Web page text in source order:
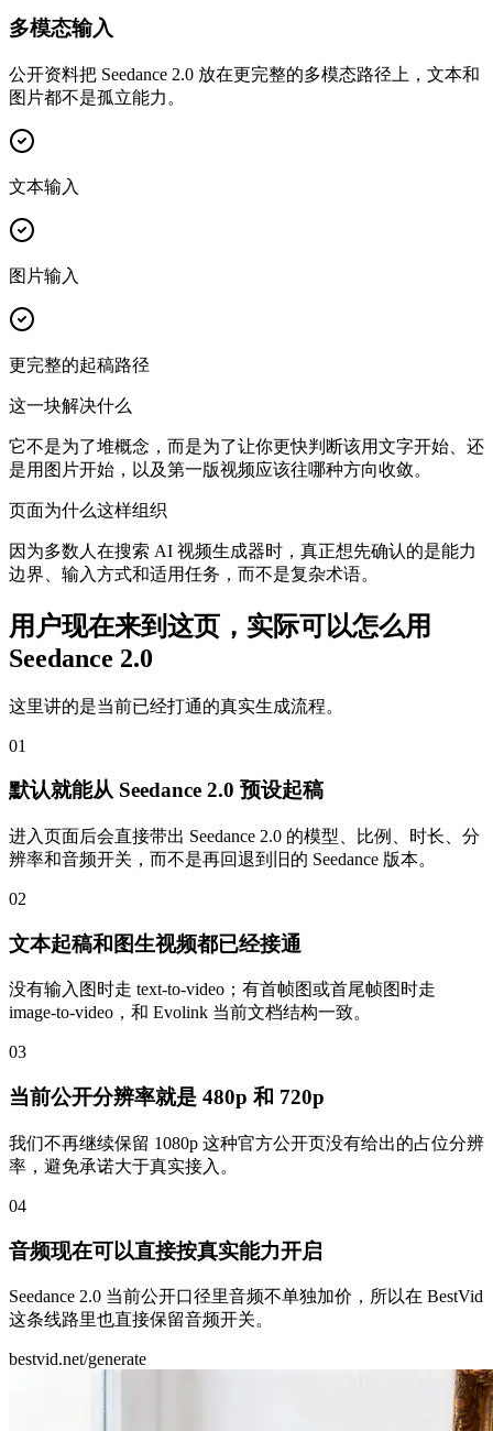
多模态输入
公开资料把 Seedance 2.0 放在更完整的多模态路径上，文本和
图片都不是孤立能力。
文本输入
图片输入
更完整的起稿路径
这一块解决什么
它不是为了堆概念，而是为了让你更快判断该用文字开始、还
是用图片开始，以及第一版视频应该往哪种方向收敛。
页面为什么这样组织
因为多数人在搜索 AI 视频生成器时，真正想先确认的是能力
边界、输入方式和适用任务，而不是复杂术语。
用户现在来到这页，实际可以怎么用
Seedance 2.0
这里讲的是当前已经打通的真实生成流程。
01
默认就能从 Seedance 2.0 预设起稿
进入页面后会直接带出 Seedance 2.0 的模型、比例、时长、分
辨率和音频开关，而不是再回退到旧的 Seedance 版本。
02
文本起稿和图生视频都已经接通
没有输入图时走 text-to-video；有首帧图或首尾帧图时走
image-to-video，和 Evolink 当前文档结构一致。
03
当前公开分辨率就是 480p 和 720p
我们不再继续保留 1080p 这种官方公开页没有给出的占位分辨
率，避免承诺大于真实接入。
04
音频现在可以直接按真实能力开启
Seedance 2.0 当前公开口径里音频不单独加价，所以在 BestVid
这条线路里也直接保留音频开关。
bestvid.net/generate